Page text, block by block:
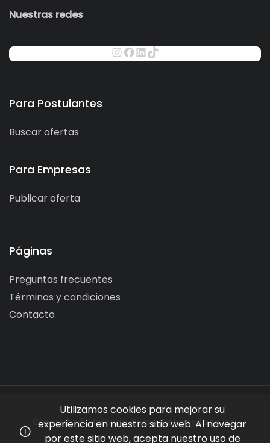
Nuestras redes
Para Postulantes
Buscar ofertas
Para Empresas
Publicar oferta
Páginas
Preguntas frecuentes
Términos y condiciones
Contacto
Copyright © Mercado Negro. Desarrollado por
Utilizamos cookies para mejorar su
experiencia en nuestro sitio web. Al navegar
por este sitio web, acepta nuestro uso de